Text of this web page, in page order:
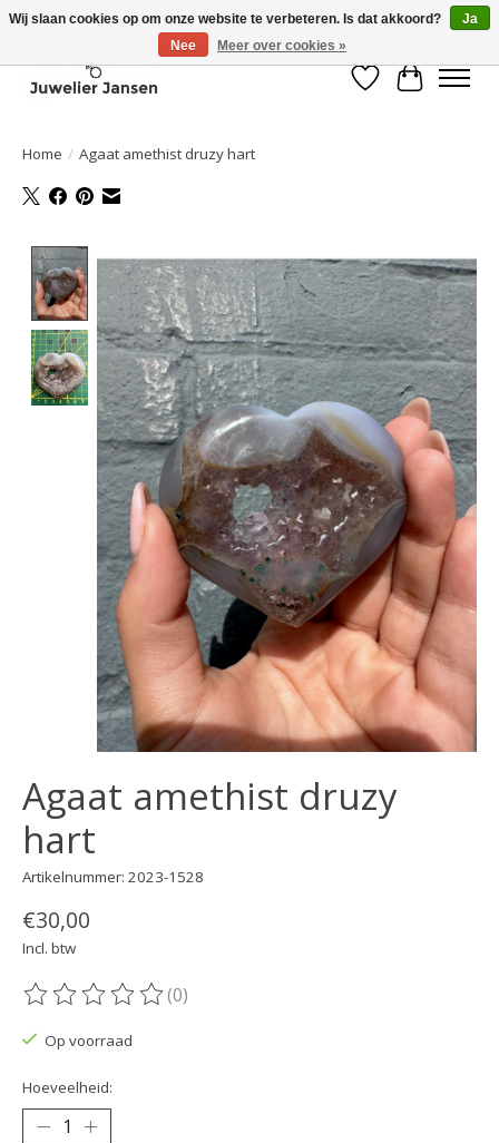
Verlanglijst
Home / Agaat amethist druzy hart
Product image slideshow Items
Agaat amethist druzy
hart
Artikelnummer: 2023-1528
€30,00
Incl. btw
De beoordeling van dit product is
(0)
Op voorraad
Hoeveelheid:
Wij slaan cookies op om onze website te verbeteren. Is dat akkoord?
Ja
Nee
Meer over cookies »